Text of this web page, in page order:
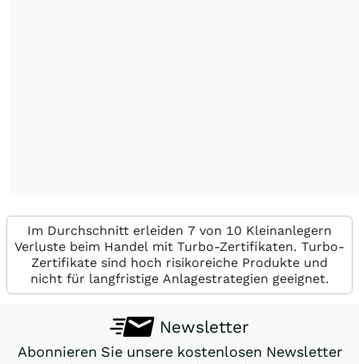
Im Durchschnitt erleiden 7 von 10 Kleinanlegern
Verluste beim Handel mit Turbo-Zertifikaten. Turbo-
Zertifikate sind hoch risikoreiche Produkte und
nicht für langfristige Anlagestrategien geeignet.
Newsletter
Abonnieren Sie unsere kostenlosen Newsletter